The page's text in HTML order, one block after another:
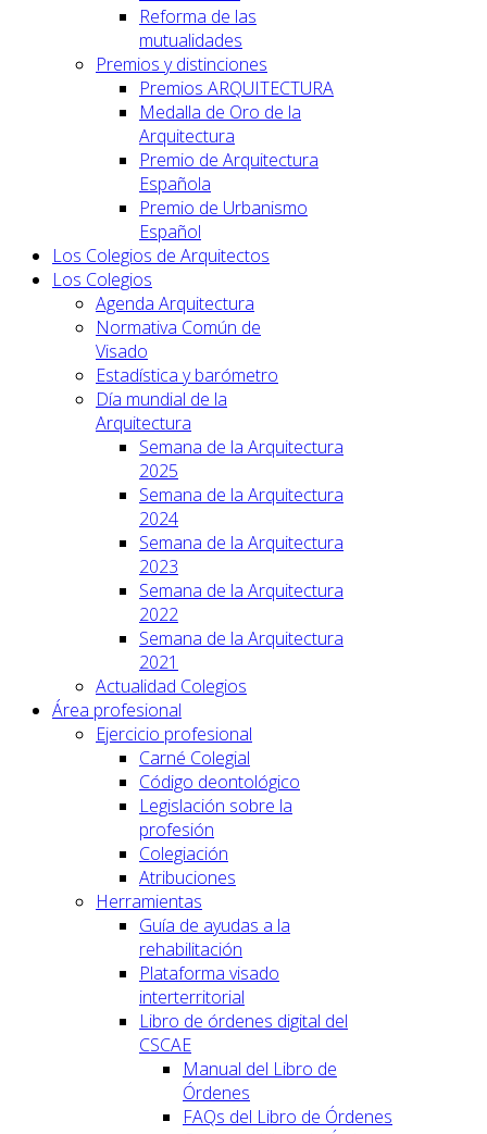
Reforma de las
mutualidades
Premios y distinciones
Premios ARQUITECTURA
Medalla de Oro de la
Arquitectura
Premio de Arquitectura
Española
Premio de Urbanismo
Español
Los Colegios de Arquitectos
Los Colegios
Agenda Arquitectura
Normativa Común de
Visado
Estadística y barómetro
Día mundial de la
Arquitectura
Semana de la Arquitectura
2025
Semana de la Arquitectura
2024
Semana de la Arquitectura
2023
Semana de la Arquitectura
2022
Semana de la Arquitectura
2021
Actualidad Colegios
Área profesional
Ejercicio profesional
Carné Colegial
Código deontológico
Legislación sobre la
profesión
Colegiación
Atribuciones
Herramientas
Guía de ayudas a la
rehabilitación
Plataforma visado
interterritorial
Libro de órdenes digital del
CSCAE
Manual del Libro de
Órdenes
FAQs del Libro de Órdenes